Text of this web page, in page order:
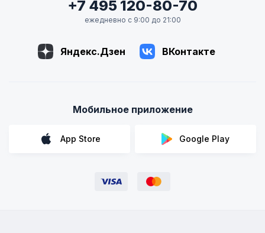
+7 495 120-80-70
ежедневно с 9:00 до 21:00
Яндекс.Дзен ВКонтакте
Мобильное приложение
App Store Google Play